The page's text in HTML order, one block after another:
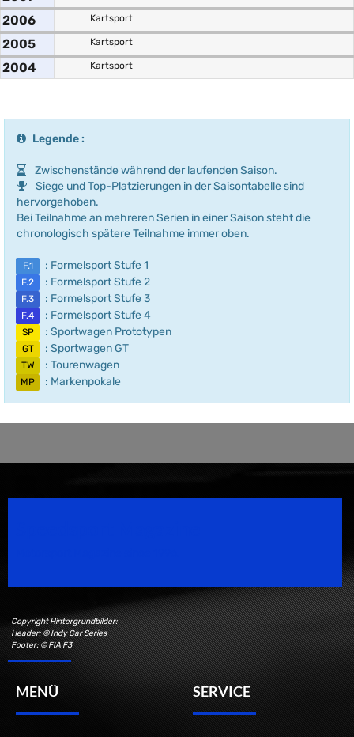
2006 Kartsport
2005 Kartsport
2004 Kartsport
Legende :
Zwischenstände während der laufenden Saison.
Siege und Top-Platzierungen in der Saisontabelle sind
hervorgehoben.
Bei Teilnahme an mehreren Serien in einer Saison steht die
chronologisch spätere Teilnahme immer oben.
F.1 : Formelsport Stufe 1
F.2 : Formelsport Stufe 2
F.3 : Formelsport Stufe 3
F.4 : Formelsport Stufe 4
SP : Sportwagen Prototypen
GT : Sportwagen GT
TW : Tourenwagen
MP : Markenpokale
Copyright Hintergrundbilder:
Header: © Indy Car Series
Footer: © FIA F3
MENÜ SERVICE